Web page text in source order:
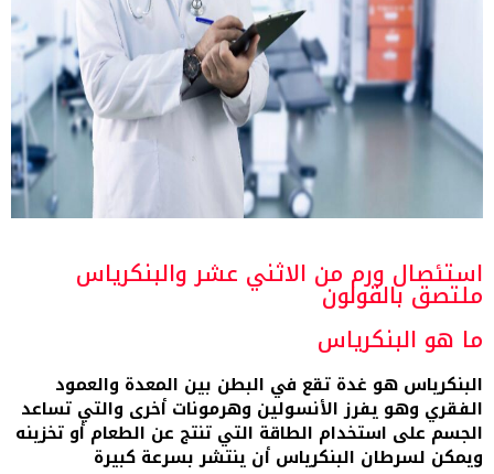
استئصال ورم من الاثني عشر والبنكرياس
ملتصق بالقولون
ما هو البنكرياس
البنكرياس هو غدة تقع في البطن بين المعدة والعمود
الفقري وهو يفرز الأنسولين وهرمونات أخرى والتي تساعد
الجسم على استخدام الطاقة التي تنتج عن الطعام أو تخزينه
ويمكن لسرطان البنكرياس أن ينتشر بسرعة كبيرة